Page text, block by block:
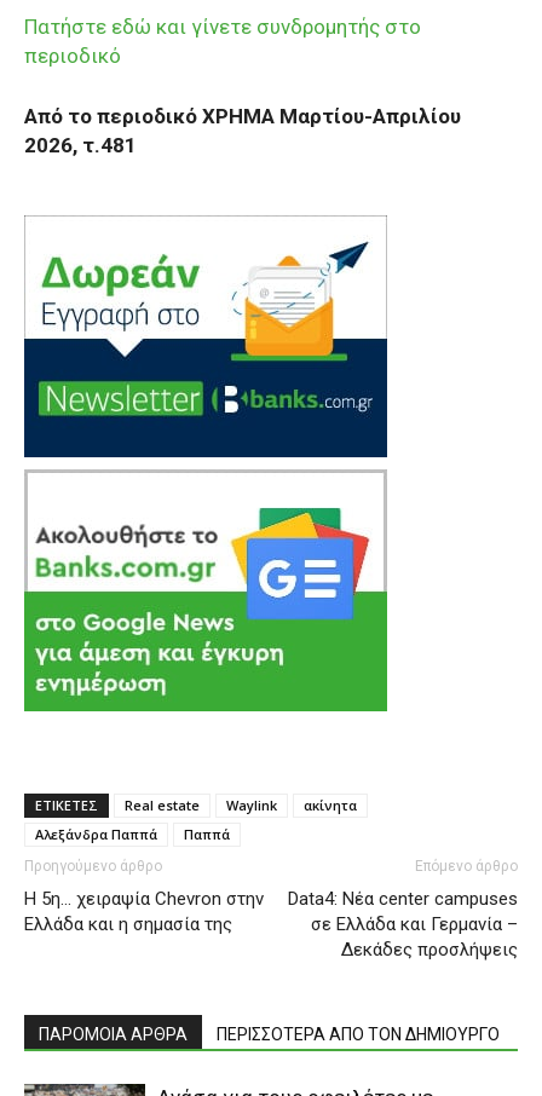
Πατήστε εδώ και γίνετε συνδρομητής στο
περιοδικό
Από το περιοδικό ΧΡΗΜΑ Μαρτίου-Απριλίου
2026, τ.481
ΕΤΙΚΕΤΕΣ Real estate Waylink
ακίνητα
Αλεξάνδρα Παππά
Παππά
Προηγούμενο άρθρο
Η 5η… χειραψία Chevron στην
Ελλάδα και η σημασία της
Επόμενο άρθρο
Data4: Nέα center campuses
σε Ελλάδα και Γερμανία –
Δεκάδες προσλήψεις
ΠΑΡΟΜΟΙΑ ΑΡΘΡΑ ΠΕΡΙΣΣΟΤΕΡΑ ΑΠΟ ΤΟΝ ΔΗΜΙΟΥΡΓΟ